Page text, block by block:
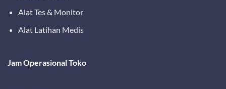
Alat Tes & Monitor
Alat Latihan Medis
Jam Operasional Toko